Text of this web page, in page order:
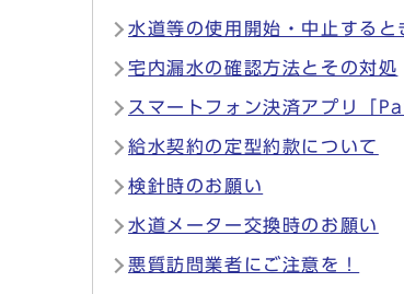
水道等の使用開始・中止すると
宅内漏水の確認方法とその対処
スマートフォン決済アプリ「
給水契約の定型約款について
検針時のお願い
水道メーター交換時のお願い
悪質訪問業者にご注意を！